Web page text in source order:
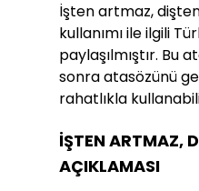
İşten artmaz,
kullanımı ile ilgili
paylaşılmıştır. Bu
sonra atasözünü
rahatlıkla
İŞTEN ARTMAZ,
AÇIKLAMASI